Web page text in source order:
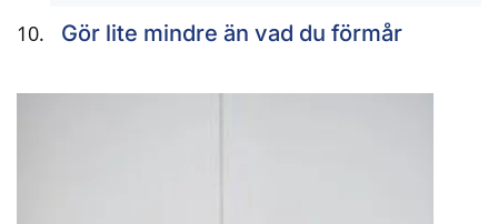
Gör lite mindre än vad du förmår